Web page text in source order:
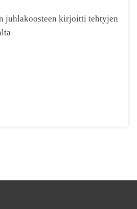
juhlakoosteen kirjoitti tehtyjen